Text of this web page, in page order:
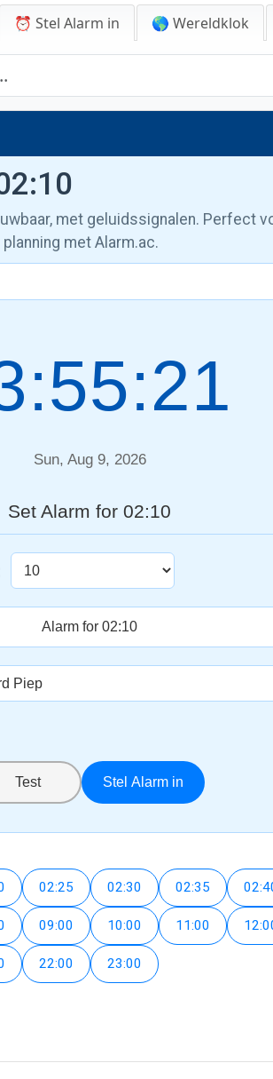
⏰ Stel Alarm in 🌎 Wereldklok
met geluidssignalen. Perfect
met Alarm.ac.
Sun, Aug 9, 2026
Set Alarm for 02:10
Test Stel Alarm in
02:25 02:30 02:35
09:00 10:00 11:00
22:00 23:00